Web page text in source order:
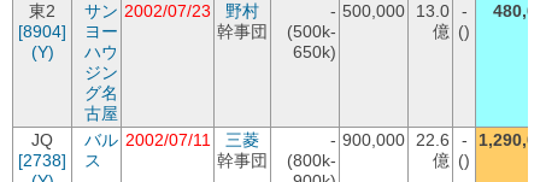
東2
[8904]
(Y)
サン
ヨー
ハウ
ジン
グ名
古屋
2002/07/23
野村
幹事団
-
(500k-
650k)
500,000
13.0
億
-
()
JQ
[2738]
バル
ス
2002/07/11
三菱
幹事団
-
(800k-
900,000
22.6
億
-
()